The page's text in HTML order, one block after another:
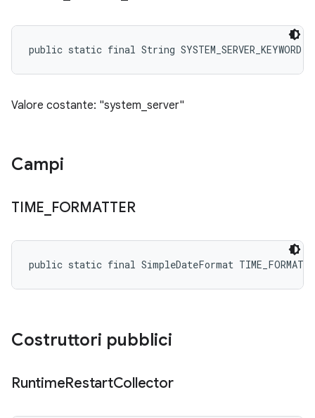
public static final String SYSTEM_SERVER_KEYWORD
Valore costante: "system_server"
Campi
TIME FORMATTER
public static final SimpleDateFormat
Costruttori pubblici
RuntimeRestartCollector